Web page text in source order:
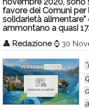
Eventi
Info Utili
Rubriche
Calendario
Annunci
favore dei Comuni per
solidarietà alimentare”
ammontano a quasi
👤 Redazione ⌚ 30